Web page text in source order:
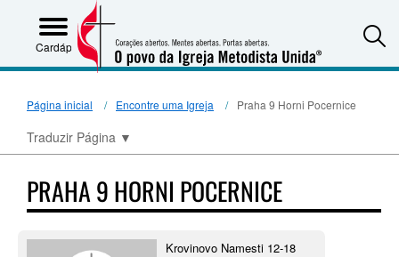
Cardápio
Página inicial Encontre uma Igreja Praha 9 Horni Pocernice
Traduzir Página ▼
PRAHA 9 HORNI POCERNICE
Krovinovo Namesti 12-18